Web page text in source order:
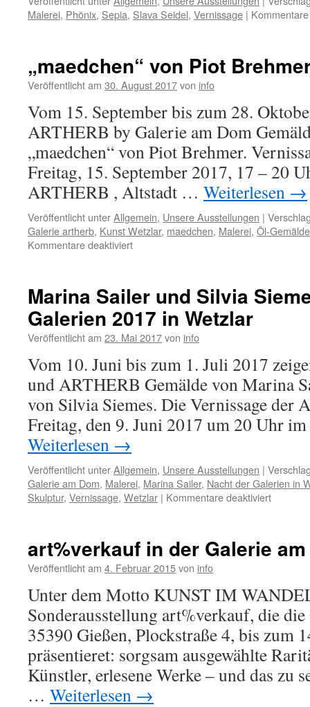
Malerei, Phönix, Sepia, Slava Seidel, Vernissage |
„maedchen“ von Piot
Veröffentlicht am 30. August 2017von info
Vom 15. September bis zum 28.
ARTHERB by Galerie am Dom
„maedchen“ von Piot Brehmer.
Freitag, 15. September 2017, 17 – 20
ARTHERB , Altstadt … Weiterlesen →
Veröffentlicht unterAllgemein, Unsere Ausstellungen |
Galerie artherb, Kunst Wetzlar, maedchen, Malerei, Öl-
Kommentare deaktiviertfür
Brehmer
bei
ARTHERB
Marina Sailer und Silvia
Galerien 2017 in Wetzlar
Veröffentlicht am 23. Mai 2017von info
Vom 10. Juni bis zum 1. Juli 2017
und ARTHERB Gemälde von Marina
von Silvia Siemes. Die Vernissage der
Freitag, den 9. Juni 2017 um 20 Uhr
Weiterlesen →
Veröffentlicht unterAllgemein, Unsere Ausstellungen |
Galerie am Dom, Malerei, Marina Sailer, Nacht der Galerien in
Skulptur, Vernissage, Wetzlar | Kommentare deaktiviertfür
Silvia
Nacht
Galerien
2017
in
Wetzlar
art%verkauf in der Galerie
Veröffentlicht am 4. Februar 2015von info
Unter dem Motto KUNST IM
Sonderausstellung art%verkauf, die
35390 Gießen, Plockstraße 4, bis zum
präsentieret: sorgsam ausgewählte
Künstler, erlesene Werke – und das zu
… Weiterlesen →